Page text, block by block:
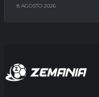
8 AGOSTO 2026